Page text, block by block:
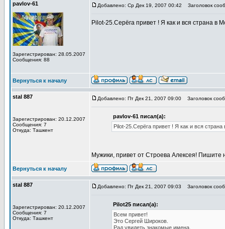
pavlov-61
Зарегистрирован: 28.05.2007
Сообщения: 88
Добавлено: Ср Дек 19, 2007 00:42 Заголовок
Pilot-25.Серёга привет ! Я как и вся страна
Вернуться к началу
stal 887
Зарегистрирован: 20.12.2007
Сообщения: 7
Откуда: Ташкент
Добавлено: Пт Дек 21, 2007 09:00 Заголовок
pavlov-61 писал(а):
Pilot-25.Серёга привет ! Я как и вся
Мужики, привет от Строева Алексея! Пишите
Вернуться к началу
stal 887
Зарегистрирован: 20.12.2007
Сообщения: 7
Откуда: Ташкент
Добавлено: Пт Дек 21, 2007 09:03 Заголовок
Pilot25 писал(а):
Всем привет!
Это Сергей Широков.
Рад увидеть знакомые имена.